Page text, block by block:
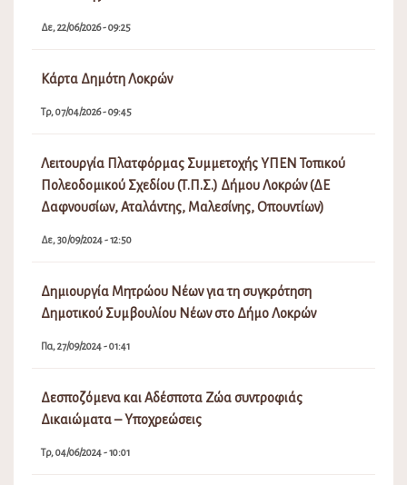
Δε, 22/06/2026 - 09:25
Κάρτα Δημότη Λοκρών
Τρ, 07/04/2026 - 09:45
Λειτουργία Πλατφόρμας Συμμετοχής ΥΠΕΝ Τοπικού
Πολεοδομικού Σχεδίου (Τ.Π.Σ.) Δήμου Λοκρών (ΔΕ
Δαφνουσίων, Αταλάντης, Μαλεσίνης, Οπουντίων)
Δε, 30/09/2024 - 12:50
Δημιουργία Μητρώου Νέων για τη συγκρότηση
Δημοτικού Συμβουλίου Νέων στο Δήμο Λοκρών
Πα, 27/09/2024 - 01:41
Δεσποζόμενα και Αδέσποτα Ζώα συντροφιάς
Δικαιώματα – Υποχρεώσεις
Τρ, 04/06/2024 - 10:01